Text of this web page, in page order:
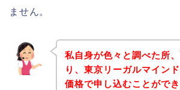
ません。
私自身が色々と調べた所
り、東京リーガルマイン
価格で申し込むことがで